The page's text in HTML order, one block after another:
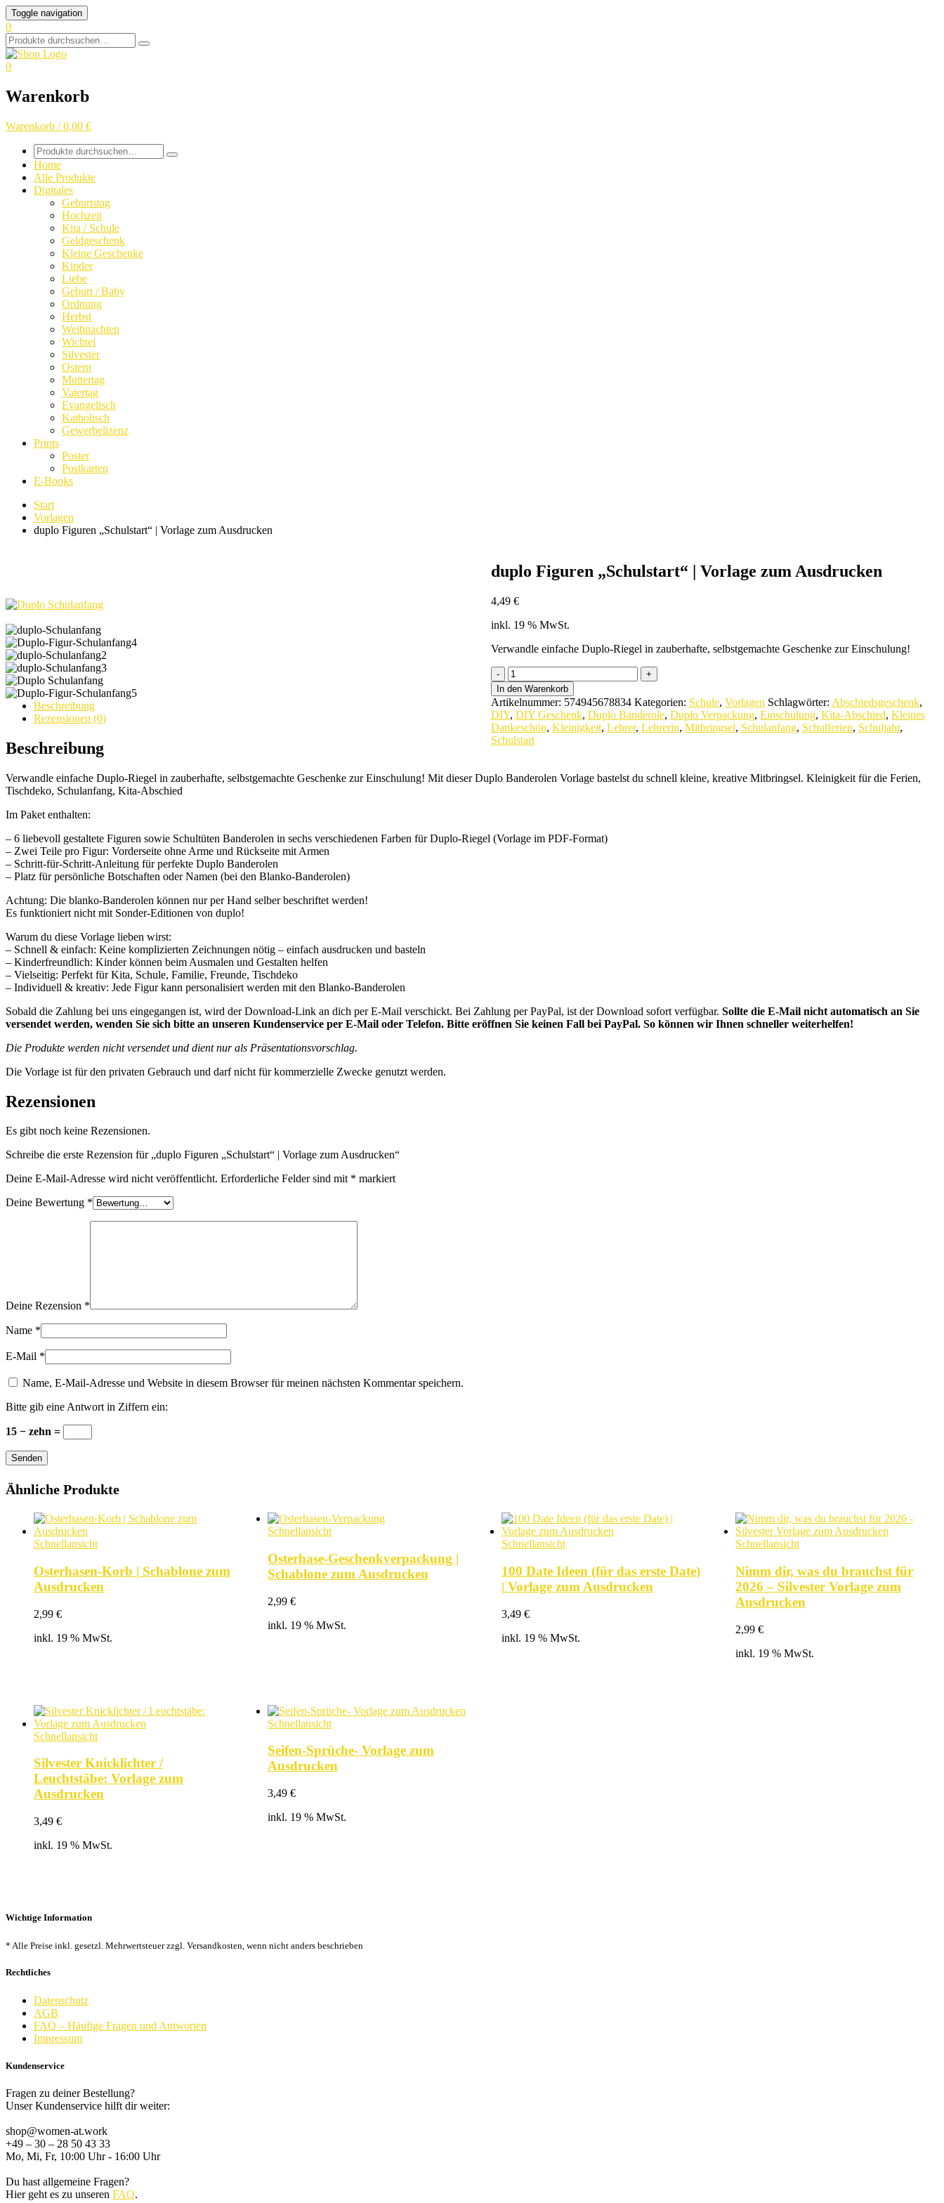
Skip
to
content
Toggle navigation
0
Search
for:
0
Warenkorb
Warenkorb / 0,00 €
Search
for:
Home
Alle Produkte
Digitales
Geburtstag
Hochzeit
Kita / Schule
Geldgeschenk
Kleine Geschenke
Kinder
Liebe
Geburt / Baby
Ordnung
Herbst
Weihnachten
Wichtel
Silvester
Ostern
Muttertag
Vatertag
Evangelisch
Katholisch
Gewerbelizenz
Prints
Poster
Postkarten
E-Books
Start
Vorlagen
duplo Figuren „Schulstart“ | Vorlage zum Ausdrucken
duplo Figuren „Schulstart“ | Vorlage zum Ausdrucken
4,49 €
inkl. 19 % MwSt.
Verwandle einfache Duplo-Riegel in zauberhafte, selbstgemachte Geschenke zur Einschulung!
duplo
Figuren
"Schulstart"
|
Vorlage
zum
Ausdrucken
In den Warenkorb
Artikelnummer: 574945678834 Kategorien: Schule, Vorlagen Schlagwörter: Abschiedsgeschenk,
DIY, DIY Geschenk, Duplo Banderole, Duplo Verpackung, Einschulung, Kita-Abschied, Kleines
Dankeschön, Kleinigkeit, Lehrer, Lehrerin, Mitbringsel, Schulanfang, Schulferien, Schuljahr,
Schulstart
Beschreibung
Rezensionen (0)
Beschreibung
Verwandle einfache Duplo-Riegel in zauberhafte, selbstgemachte Geschenke zur Einschulung! Mit dieser Duplo Banderolen Vorlage bastelst du schnell kleine, kreative Mitbringsel. Kleinigkeit für die Ferien,
Tischdeko, Schulanfang, Kita-Abschied
Im Paket enthalten:
– 6 liebevoll gestaltete Figuren sowie Schultüten Banderolen in sechs verschiedenen Farben für Duplo-Riegel (Vorlage im PDF-Format)
– Zwei Teile pro Figur: Vorderseite ohne Arme und Rückseite mit Armen
– Schritt-für-Schritt-Anleitung für perfekte Duplo Banderolen
– Platz für persönliche Botschaften oder Namen (bei den Blanko-Banderolen)
Achtung: Die blanko-Banderolen können nur per Hand selber beschriftet werden!
Es funktioniert nicht mit Sonder-Editionen von duplo!
Warum du diese Vorlage lieben wirst:
– Schnell & einfach: Keine komplizierten Zeichnungen nötig – einfach ausdrucken und basteln
– Kinderfreundlich: Kinder können beim Ausmalen und Gestalten helfen
– Vielseitig: Perfekt für Kita, Schule, Familie, Freunde, Tischdeko
– Individuell & kreativ: Jede Figur kann personalisiert werden mit den Blanko-Banderolen
Sobald die Zahlung bei uns eingegangen ist, wird der Download-Link an dich per E-Mail verschickt. Bei Zahlung per PayPal, ist der Download sofort verfügbar. Sollte die E-Mail nicht automatisch an Sie
versendet werden, wenden Sie sich bitte an unseren Kundenservice per E-Mail oder Telefon. Bitte eröffnen Sie keinen Fall bei PayPal. So können wir Ihnen schneller weiterhelfen!
Die Produkte werden nicht versendet und dient nur als Präsentationsvorschlag.
Die Vorlage ist für den privaten Gebrauch und darf nicht für kommerzielle Zwecke genutzt werden.
Rezensionen
Es gibt noch keine Rezensionen.
Schreibe die erste Rezension für „duplo Figuren „Schulstart“ | Vorlage zum Ausdrucken“
Deine E-Mail-Adresse wird nicht veröffentlicht. Erforderliche Felder sind mit * markiert
Deine Bewertung *
Deine Rezension *
Name *
E-Mail *
Name, E-Mail-Adresse und Website in diesem Browser für meinen nächsten Kommentar speichern.
Bitte gib eine Antwort in Ziffern ein:
15 − zehn =
Senden
Ähnliche Produkte
Schnellansicht
Osterhasen-Korb | Schablone zum
Ausdrucken
2,99 €
inkl. 19 % MwSt.
Schnellansicht
Osterhase-Geschenkverpackung |
Schablone zum Ausdrucken
2,99 €
inkl. 19 % MwSt.
Schnellansicht
100 Date Ideen (für das erste Date)
| Vorlage zum Ausdrucken
3,49 €
inkl. 19 % MwSt.
Schnellansicht
Nimm dir, was du brauchst für
2026 – Silvester Vorlage zum
Ausdrucken
2,99 €
inkl. 19 % MwSt.
Schnellansicht
Silvester Knicklichter /
Leuchtstäbe: Vorlage zum
Ausdrucken
3,49 €
inkl. 19 % MwSt.
Schnellansicht
Seifen-Sprüche- Vorlage zum
Ausdrucken
3,49 €
inkl. 19 % MwSt.
Wichtige Information
* Alle Preise inkl. gesetzl. Mehrwertsteuer zzgl. Versandkosten, wenn nicht anders beschrieben
Rechtliches
Datenschutz
AGB
FAQ – Häufige Fragen und Antworten
Impressum
Kundenservice
Fragen zu deiner Bestellung?
Unser Kundenservice hilft dir weiter:
shop@women-at.work
+49 – 30 – 28 50 43 33
Mo, Mi, Fr, 10:00 Uhr - 16:00 Uhr
Du hast allgemeine Fragen?
Hier geht es zu unseren FAQ.